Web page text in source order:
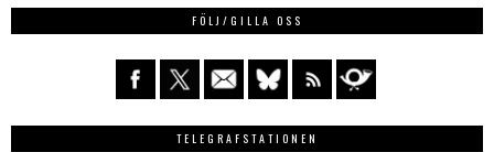
FÖLJ/GILLA OSS
TELEGRAFSTATIONEN